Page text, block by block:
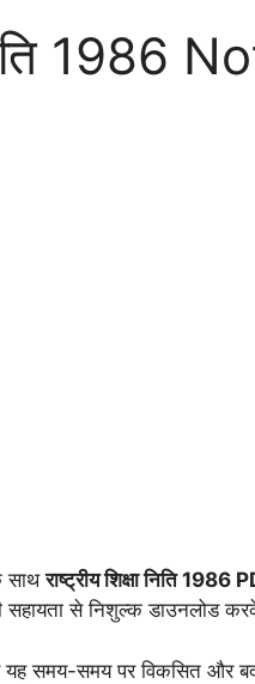
1986
साथराष्ट्रीय शिक्षा निति
सहायता से निशुल्क डाउनलोड
समय-समय पर विकसित और